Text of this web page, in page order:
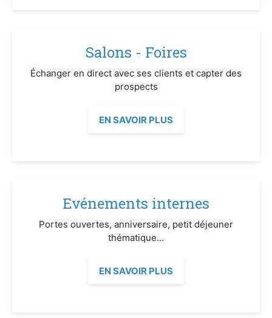
Salons - Foires
Échanger en direct avec ses clients et capter des
prospects
EN SAVOIR PLUS
Evénements internes
Portes ouvertes, anniversaire, petit déjeuner
thématique...
EN SAVOIR PLUS